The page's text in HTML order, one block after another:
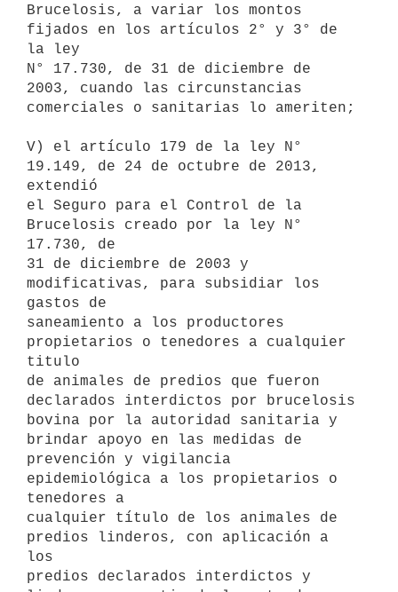
Brucelosis, a variar los montos
fijados en los artículos 2° y 3° de
la ley
N° 17.730, de 31 de diciembre de
2003, cuando las circunstancias
comerciales o sanitarias lo ameriten;
V) el artículo 179 de la ley N°
19.149, de 24 de octubre de 2013,
extendió
el Seguro para el Control de la
Brucelosis creado por la ley N°
17.730, de
31 de diciembre de 2003 y
modificativas, para subsidiar los
gastos de
saneamiento a los productores
propietarios o tenedores a cualquier
titulo
de animales de predios que fueron
declarados interdictos por brucelosis
bovina por la autoridad sanitaria y
brindar apoyo en las medidas de
prevención y vigilancia
epidemiológica a los propietarios o
tenedores a
cualquier título de los animales de
predios linderos, con aplicación a
los
predios declarados interdictos y